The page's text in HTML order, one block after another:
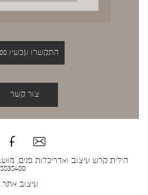
התקשרו עכשיו 052-5535400
צור קשר
5535400
עיצוב אתר